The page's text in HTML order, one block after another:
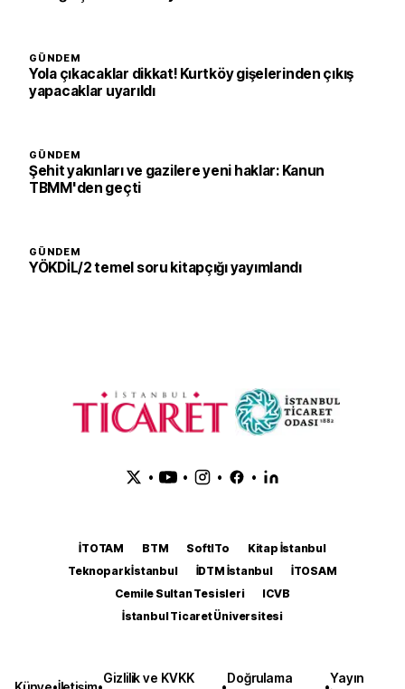
GÜNDEM
Yola çıkacaklar dikkat! Kurtköy gişelerinden çıkış
yapacaklar uyarıldı
GÜNDEM
Şehit yakınları ve gazilere yeni haklar: Kanun
TBMM'den geçti
GÜNDEM
YÖKDİL/2 temel soru kitapçığı yayımlandı
• • • •
İTOTAM BTM SoftITo
Kitap İstanbul
Teknopark İstanbul
İDTM İstanbul
İTOSAM
Cemile Sultan Tesisleri
ICVB
İstanbul Ticaret Üniversitesi
Gizlilik ve KVKK
Doğrulama
Yayın